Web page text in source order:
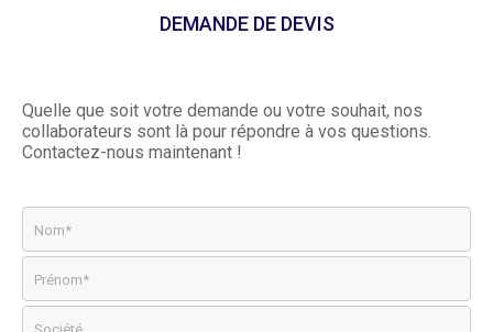
DEMANDE DE DEVIS
Quelle que soit votre demande ou votre souhait, nos
collaborateurs sont là pour répondre à vos questions.
Contactez-nous maintenant !